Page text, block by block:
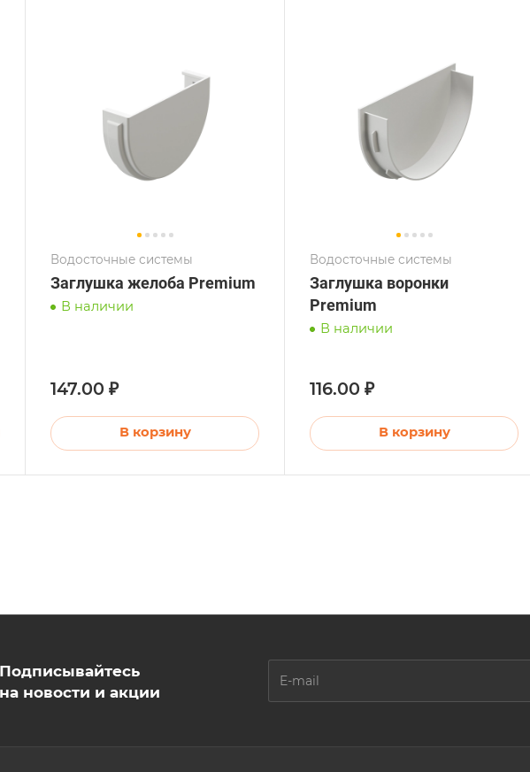
Водосточные системы
Заглушка желоба Premium
В наличии
147.00 ₽
В корзину
Водосточные системы
Заглушка воронки
Premium
В наличии
116.00 ₽
В корзину
Подписывайтесь
на новости и акции